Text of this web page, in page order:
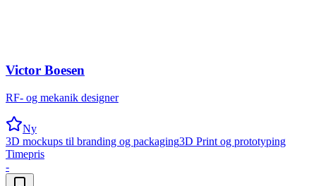
Victor Boesen
RF- og mekanik designer
Ny
3D mockups til branding og packaging3D Print og prototyping
Timepris
-